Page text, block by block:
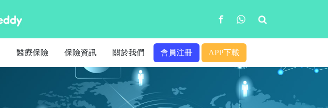
醫療保險 保險資訊 關於我們 會員注冊 APP下載